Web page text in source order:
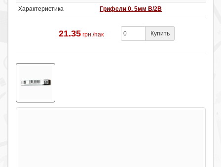
Характеристика
Грифели 0. 5мм B/2В
21.35 грн./пак Купить